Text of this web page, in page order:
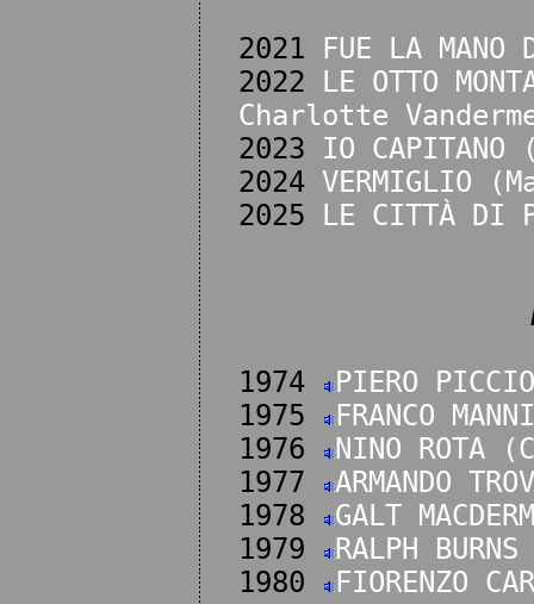
2021
FUE LA
2022
LE OTTO
Charlotte
2023 IO
2024 VERMIGLIO
2025
LE CITTÀ DI
1974
PIERO
1975
FRANCO
1976
NINO ROTA
1977
ARMANDO
1978
GALT
1979
RALPH
1980
FIORENZO